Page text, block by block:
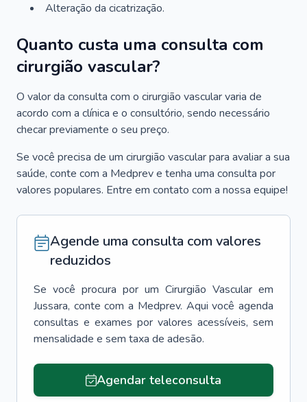
Alteração da cicatrização.
Quanto custa uma consulta com
cirurgião vascular?
O valor da consulta com o cirurgião vascular varia de
acordo com a clínica e o consultório, sendo necessário
checar previamente o seu preço.
Se você precisa de um cirurgião vascular para avaliar a sua
saúde, conte com a Medprev e tenha uma consulta por
valores populares. Entre em contato com a nossa equipe!
Agende uma consulta com valores
reduzidos
Se você procura por um Cirurgião Vascular em
Jussara, conte com a Medprev. Aqui você agenda
consultas e exames por valores acessíveis, sem
mensalidade e sem taxa de adesão.
Agendar teleconsulta